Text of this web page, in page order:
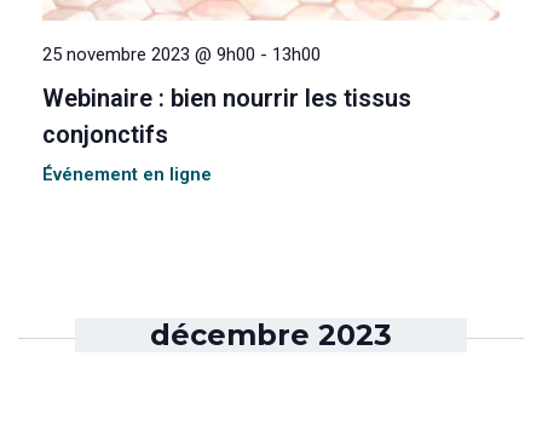
25 novembre 2023 @ 9h00 - 13h00
Webinaire : bien nourrir les tissus
conjonctifs
Événement en ligne
décembre 2023